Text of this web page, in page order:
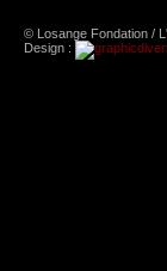
© Losange Fondation /
Design :